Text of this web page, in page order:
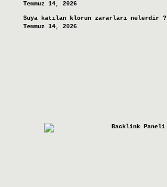
Temmuz 14, 2026
Suya katılan klorun zararları nelerdir ?
Temmuz 14, 2026